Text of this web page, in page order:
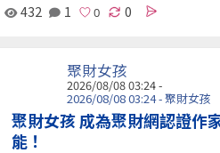
432 1 0
聚財女孩
2026/08/08 03:24 -
2026/08/08 03:24 - 聚財女孩
聚財女孩 成為聚財網認證作
能！